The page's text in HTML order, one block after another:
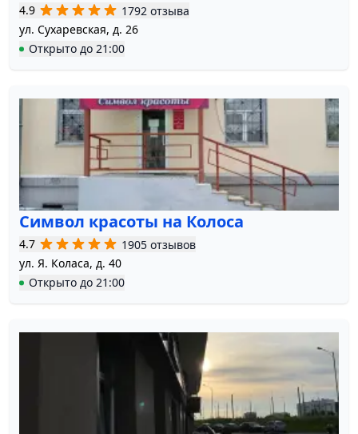
4.9
1792 отзыва
ул. Сухаревская, д. 26
Открыто до 21:00
Символ красоты на Колоса
4.7
1905 отзывов
ул. Я. Коласа, д. 40
Открыто до 21:00